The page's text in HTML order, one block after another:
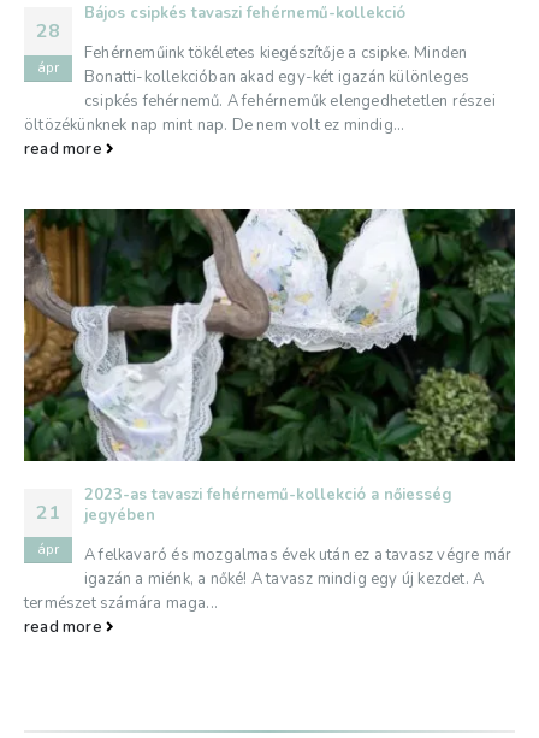
28
ápr
Bájos csipkés tavaszi fehérnemű-kollekció
Fehérneműink tökéletes kiegészítője a csipke. Minden
Bonatti-kollekcióban akad egy-két igazán különleges
csipkés fehérnemű. A fehérneműk elengedhetetlen részei
öltözékünknek nap mint nap. De nem volt ez mindig...
read more
21
ápr
2023-as tavaszi fehérnemű-kollekció a nőiesség
jegyében
A felkavaró és mozgalmas évek után ez a tavasz végre már
igazán a miénk, a nőké! A tavasz mindig egy új kezdet. A
természet számára maga...
read more